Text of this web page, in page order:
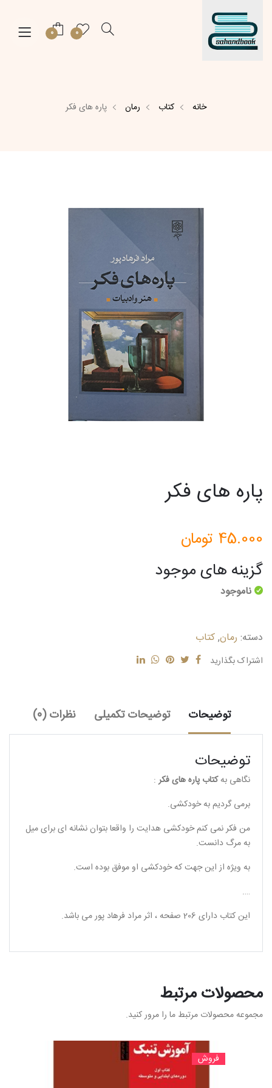
0
0
خانه کتاب رمان پاره های فکر
پاره های فکر
45.000 تومان
گزینه های موجود
ناموجود
دسته: رمان,کتاب
اشتراک بگذارید
توضیحات توضیحات تکمیلی نظرات (0)
توضیحات
نگاهی بهکتاب پاره های فکر:
برمی گردیم به خودکشی.
من فکر نمی کنم خودکشی هدایت را واقعا بتوان نشانه ای برای میل
به مرگ دانست.
به ویژه از این جهت که خودکشی او موفق بوده است.
….
این کتاب دارای 206 صفحه ، اثر مراد فرهاد پور می باشد.
محصولات مرتبط
مجموعه محصولات مرتبط ما را مرور کنید.
فروش